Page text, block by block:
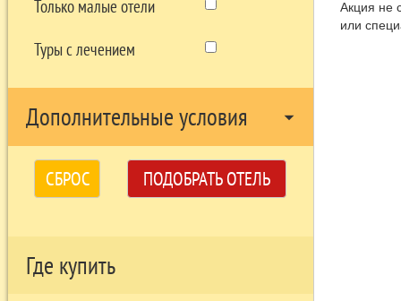
Только малые отели
Туры с лечением
Дополнительные условия arrow_drop_down
СБРОС ПОДОБРАТЬ ОТЕЛЬ
Где купить
Акция не
или